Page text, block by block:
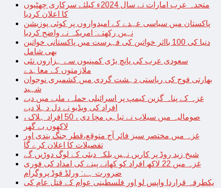
متحدہ عرب امارات نے سال 2024ء کیلئے سرکاری چھٹیوں
کا اعلان کردیا
پاکستان میں سیاسی عہدے کے امیدواروں پر کوئی پوزیشن
نہیں رکھتے: امریکہ نے واضح کردیا
دنیا کی 100 بااثر خواتین کی فہرست میں پاکستانی خواتین
بھی شامل
سعودی عرب کی پانچ بڑی کمپنیوں سے ہزاروں نئی
ملازمتوں کے معاہدے
بھارتی فوج کی ریاستی دہشت گردی میں کشمیری نوجوان
شہید
غزہ کے پناہ گزین کیمپ پر اسرائیلی حملہ، ملبے میں دبے
افراد کی ویڈیو نے دل دہلا دیے
صومالیہ میں سیلاب نے تباہی مچا دی ، 50 افراد ہلاک ،
لاکھوں بے گھر
غزہ میں مختصر سیز فائر آج متوقع،قطر جنگ بندی اور
تفصیلات کا اعلان کرے گا
شیخ زید روڈ پر کاریں نہیں بلکہ دبئی کے لوگ دوڑیں گے
غزہ میں 22 لاکھ افراد کو کھانے پینے کی امداد کی فوری
ضرورت ہے: ورلڈ فوڈ پروگرام
یکطرفہ قراردا واپس لو اور فلسطینی عوام کے قتل عام کی